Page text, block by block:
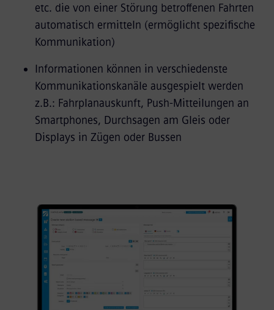
etc. die von einer Störung betroffenen Fahrten
automatisch ermitteln (ermöglicht spezifische
Kommunikation)
Informationen können in verschiedenste
Kommunikationskanäle ausgespielt werden
z.B.: Fahrplanauskunft, Push-Mitteilungen an
Smartphones, Durchsagen am Gleis oder
Displays in Zügen oder Bussen